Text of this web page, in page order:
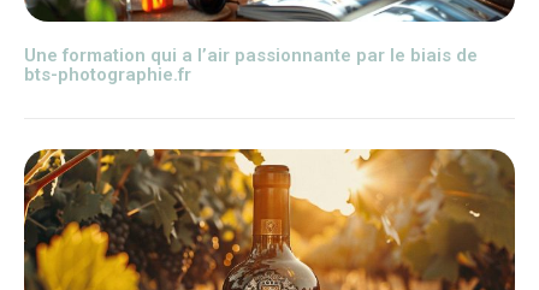
Une formation qui a l’air passionnante par le biais de
bts-photographie.fr